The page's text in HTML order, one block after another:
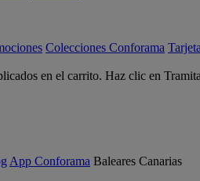
Colecciones Conforama
en el carrito. Haz clic en
App Conforama Baleares Canarias